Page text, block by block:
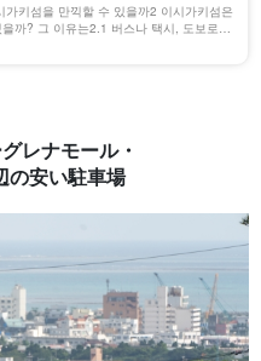
가키섬을 만끽할 수 있을까2 이시가키섬은
까? 그 이유는2.1 버스나 택시, 도보로도
レナモール・
の安い駐車場